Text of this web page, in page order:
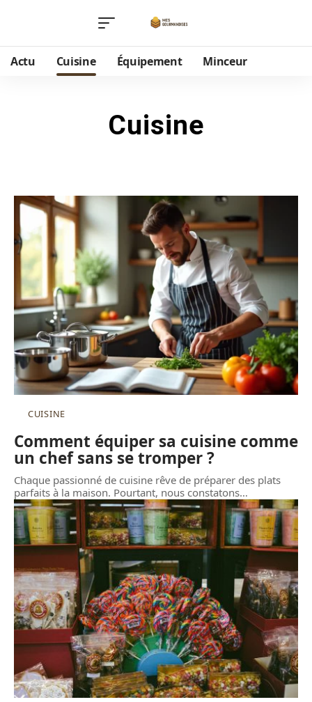
Actu Cuisine Équipement Minceur
Cuisine
CUISINE
Comment équiper sa cuisine comme
un chef sans se tromper ?
Chaque passionné de cuisine rêve de préparer des plats
parfaits à la maison. Pourtant, nous constatons…